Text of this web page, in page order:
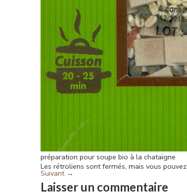
préparation pour soupe bio à la chataigne
Les rétroliens sont fermés, mais vous pouvez
Suivant →
Laisser un commentaire